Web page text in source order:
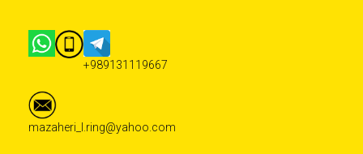
+989131119667
mazaheri_l.ring@yahoo.com